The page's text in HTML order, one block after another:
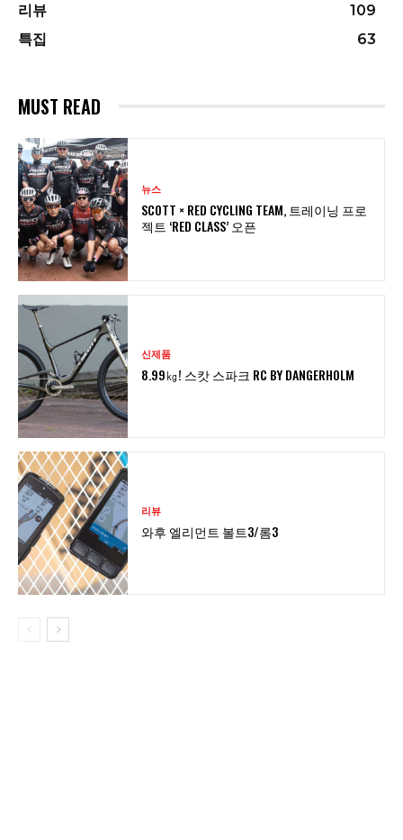
리뷰
109
특집
63
MUST READ
뉴스
SCOTT × RED CYCLING TEAM, 트레이닝 프로
젝트 ‘RED CLASS’ 오픈
신제품
8.99㎏! 스캇 스파크 RC BY DANGERHOLM
리뷰
와후 엘리먼트 볼트3/롬3